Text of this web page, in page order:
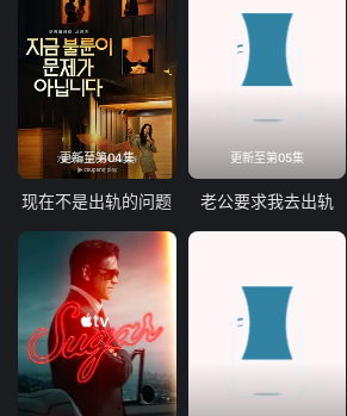
更新至第04集
现在不是出轨的问题
更新至第05集
老公要求我去出轨